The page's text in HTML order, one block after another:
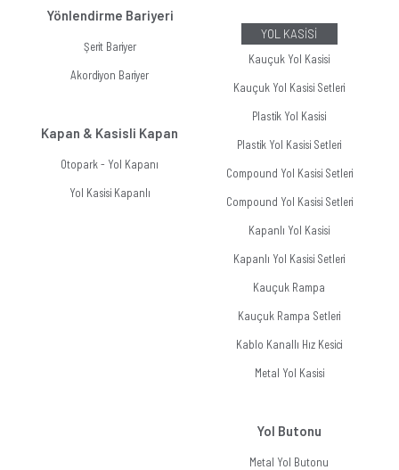
Yönlendirme Bariyeri
Şerit Bariyer
Akordiyon Bariyer
Kapan & Kasisli Kapan
Otopark - Yol Kapanı
Yol Kasisi Kapanlı
YOL KASİSİ
Kauçuk Yol Kasisi
Kauçuk Yol Kasisi Setleri
Plastik Yol Kasisi
Plastik Yol Kasisi Setleri
Compound Yol Kasisi Setleri
Compound Yol Kasisi Setleri
Kapanlı Yol Kasisi
Kapanlı Yol Kasisi Setleri
Kauçuk Rampa
Kauçuk Rampa Setleri
Kablo Kanallı Hız Kesici
Metal Yol Kasisi
Yol Butonu
Metal Yol Butonu